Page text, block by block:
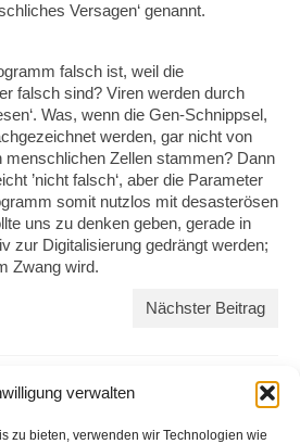
verwalten
zu bieten, verwenden wir Technologien wie
Versagen‘ genannt.
falsch ist, weil die
falsch sind? Viren werden durch
Was, wenn die Gen-Schnippsel,
werden, gar nicht von
menschlichen Zellen stammen? Dann
’nicht falsch‘, aber die Parameter
somit nutzlos mit desasterösen
uns zu denken geben, gerade in
zur Digitalisierung gedrängt werden;
Zwang wird.
Nächster Beitrag